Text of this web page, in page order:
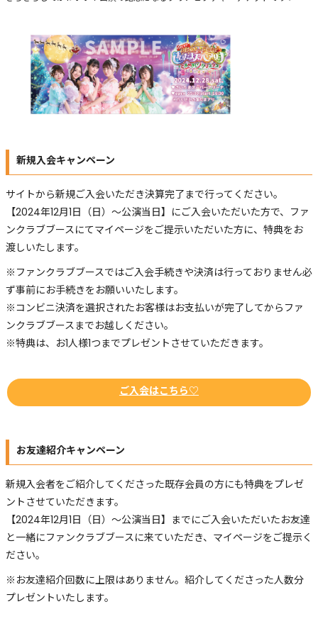
新規入会キャンペーン
サイトから新規ご入会いただき決算完了まで行ってください。
【2024年12月1日（日）〜公演当日】にご入会いただいた方で、ファ
ンクラブブースにてマイページをご提示いただいた方に、特典をお
渡しいたします。
※ファンクラブブースではご入会手続きや決済は行っておりません必
ず事前にお手続きをお願いいたします。
※コンビニ決済を選択されたお客様はお支払いが完了してからファ
ンクラブブースまでお越しください。
※特典は、お1人様1つまでプレゼントさせていただきます。
ご入会はこちら♡
お友達紹介キャンペーン
新規入会者をご紹介してくださった既存会員の方にも特典をプレゼ
ントさせていただきます。
【2024年12月1日（日）～公演当日】までにご入会いただいたお友達
と一緒にファンクラブブースに来ていただき、マイページをご提示く
ださい。
※お友達紹介回数に上限はありません。紹介してくださった人数分
プレゼントいたします。